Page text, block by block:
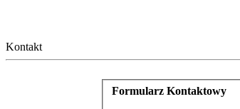
Kontakt
Formularz Kontaktowy